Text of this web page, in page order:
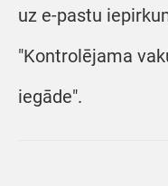
uz e-pastu
"Kontrolējama
iegāde".